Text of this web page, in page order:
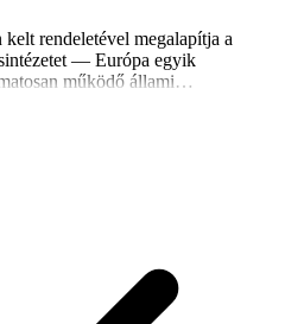
rendeletével megalapítja a
— Európa egyik
működő állami